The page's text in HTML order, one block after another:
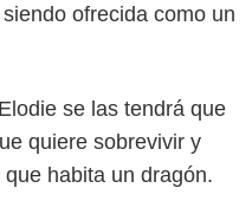
ofrecida como un
se las tendrá que
quiere sobrevivir y
habita un dragón.